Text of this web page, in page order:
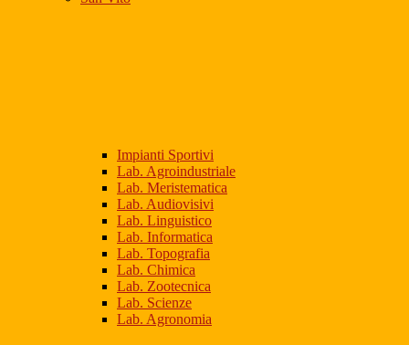
Impianti Sportivi
Lab. Agroindustriale
Lab. Meristematica
Lab. Audiovisivi
Lab. Linguistico
Lab. Informatica
Lab. Topografia
Lab. Chimica
Lab. Zootecnica
Lab. Scienze
Lab. Agronomia